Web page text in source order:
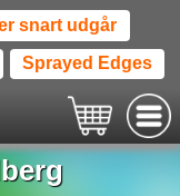
snart udgår
Sprayed Edges